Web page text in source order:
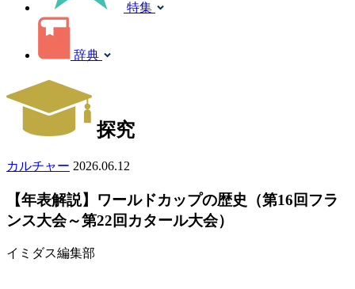
特集
辞典
探究
カルチャー 2026.06.12
【年表解説】ワールドカップの歴史（第16回フラ
ンス大会～第22回カタール大会）
イミダス編集部